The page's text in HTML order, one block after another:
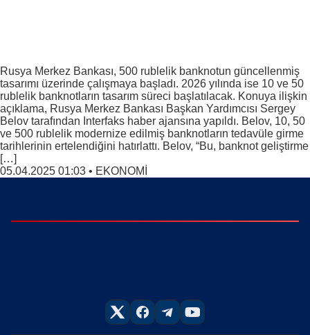
Rusya Merkez Bankası, 500 rublelik banknotun güncellenmiş
tasarımı üzerinde çalışmaya başladı. 2026 yılında ise 10 ve 50
rublelik banknotların tasarım süreci başlatılacak. Konuya ilişkin
açıklama, Rusya Merkez Bankası Başkan Yardımcısı Sergey
Belov tarafından Interfaks haber ajansına yapıldı. Belov, 10, 50
ve 500 rublelik modernize edilmiş banknotların tedavüle girme
tarihlerinin ertelendiğini hatırlattı. Belov, “Bu, banknot geliştirme
[…]
05.04.2025 01:03 • EKONOMİ